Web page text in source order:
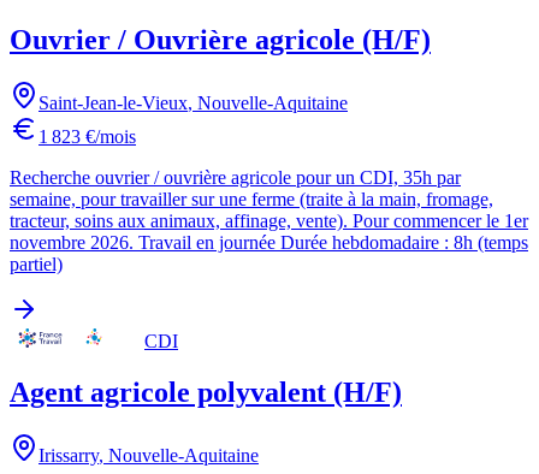
Ouvrier / Ouvrière agricole (H/F)
Saint-Jean-le-Vieux, Nouvelle-Aquitaine
1 823 €/mois
Recherche ouvrier / ouvrière agricole pour un CDI, 35h par
semaine, pour travailler sur une ferme (traite à la main, fromage,
tracteur, soins aux animaux, affinage, vente). Pour commencer le 1er
novembre 2026. Travail en journée Durée hebdomadaire : 8h (temps
partiel)
CDI
Agent agricole polyvalent (H/F)
Irissarry, Nouvelle-Aquitaine